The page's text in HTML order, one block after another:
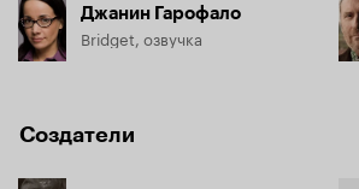
Джанин Гарофало
Bridget, озвучка
Создатели